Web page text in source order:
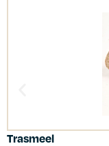
Trasmeel